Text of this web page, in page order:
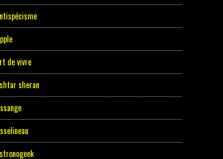
de vivre
sheran